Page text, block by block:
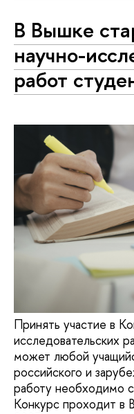
В Вышке
научно-
работ
Принять участие в
исследовательских
может любой
российского и
работу необходимо
Конкурс проходит в